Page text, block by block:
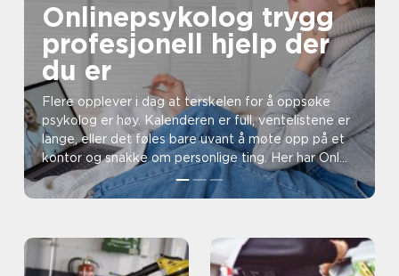
Onlinepsykolog trygg
profesjonell hjelp der
du er
Flere opplever i dag at terskelen for å oppsøke
psykolog er høy. Kalenderen er full, ventelistene er
lange, eller det føles bare uvant å møte opp på et
kontor og snakke om personlige ting. Her har Onl...